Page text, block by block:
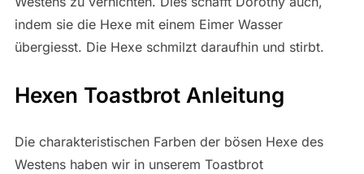
indem sie die Hexe mit einem Eimer Wasser
übergiesst. Die Hexe schmilzt daraufhin und stirbt.
Hexen Toastbrot Anleitung
Die charakteristischen Farben der bösen Hexe des
Westens haben wir in unserem Toastbrot